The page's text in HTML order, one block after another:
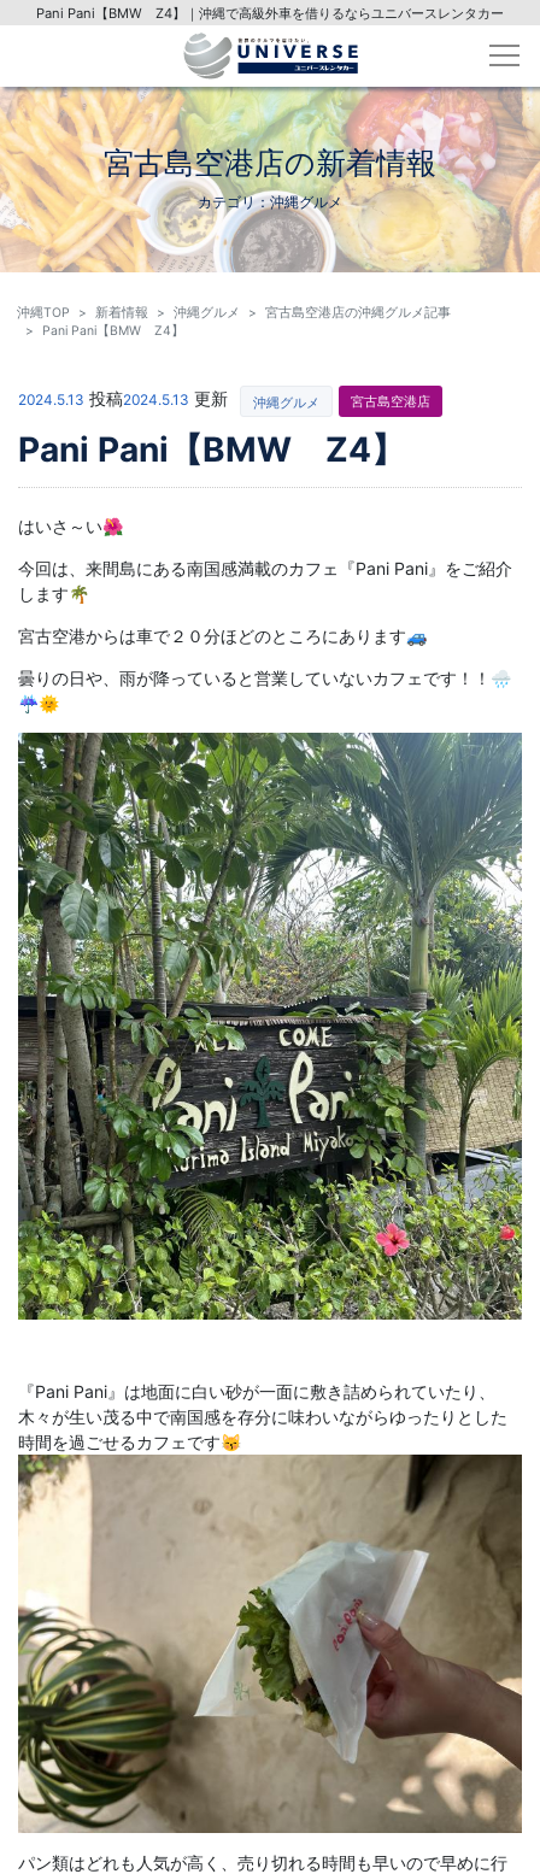
Pani Pani【BMW Z4】｜沖縄で高級外車を借りるならユニバースレンタカー
宮古島空港店の新着情報
カテゴリ：沖縄グルメ
沖縄TOP 新着情報 沖縄グルメ
宮古島空港店の沖縄グルメ記事
Pani Pani【BMW Z4】
2024.5.13 投稿2024.5.13 更新 沖縄グルメ 宮古島空港店
Pani Pani【BMW Z4】
はいさ～い🌺
今回は、来間島にある南国感満載のカフェ『Pani Pani』をご紹介
します🌴
宮古空港からは車で２０分ほどのところにあります🚙
曇りの日や、雨が降っていると営業していないカフェです！！🌧
☔🌞
『Pani Pani』は地面に白い砂が一面に敷き詰められていたり、
木々が生い茂る中で南国感を存分に味わいながらゆったりとした
時間を過ごせるカフェです😽
パン類はどれも人気が高く、売り切れる時間も早いので早めに行